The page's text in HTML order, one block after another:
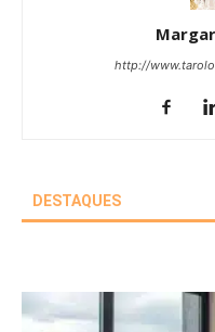
http://
DESTAQUES